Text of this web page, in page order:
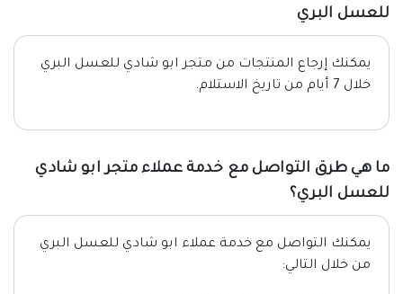
للعسل البري
يمكنك إرجاع المنتجات من متجر ابو شادي للعسل البري
خلال 7 أيام من تاريخ الاستلام.
ما هي طرق التواصل مع خدمة عملاء متجر ابو شادي
للعسل البري؟
يمكنك التواصل مع خدمة عملاء ابو شادي للعسل البري
من خلال التالي: